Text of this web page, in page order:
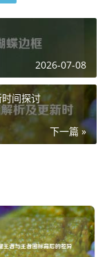
的动静,不放过任
特的威慑力，它
中显得格外引人
同一个无声的警告
水中优雅地游动，
机动性，这种在水
域。
里待着的场景不仅
战术的体现，玩家
与鲨鱼形成一种默
2026-07-08
间探讨
下一篇 »